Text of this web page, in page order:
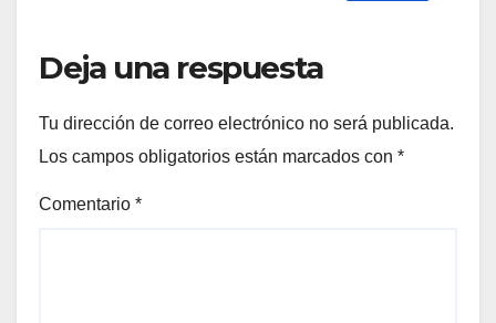
Deja una respuesta
Tu dirección de correo electrónico no será publicada.
Los campos obligatorios están marcados con *
Comentario *